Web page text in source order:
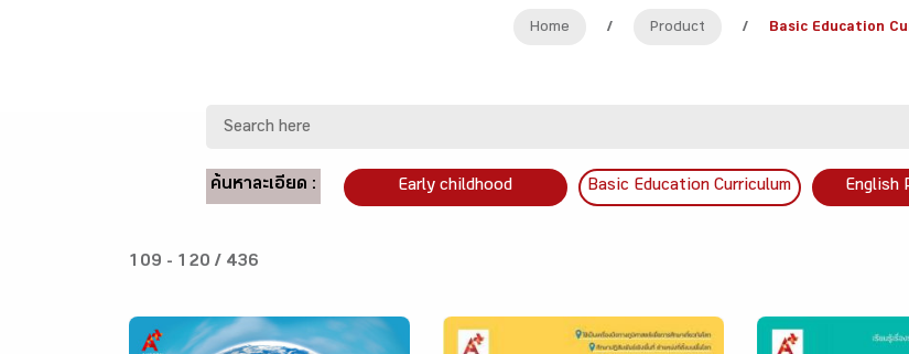
Home / Product / Basic Education
ค้นหาละเอียด : Early childhood Basic Education Curriculum English
109 - 120 / 436